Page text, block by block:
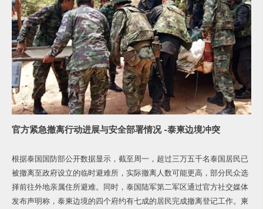
官方紧急撤离行动进展与安全部署情况 -泰柬边境冲突
根据泰国国防部公开数据显示，截至周一，超过三万五千名泰国居民已
被撤离至政府设立的临时避难所，实际撤离人数可能更高，部分民众选
择前往外地亲属住所避难。同时，泰国陆军第二军区通过官方社交媒体
发布声明称，泰柬边境的四个府约有七成的居民完成撤离登记工作。柬